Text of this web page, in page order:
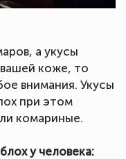
а укусы
коже, то
внимания. Укусы
при этом
комариные.
у человека: